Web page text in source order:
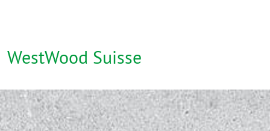
WestWood Suisse